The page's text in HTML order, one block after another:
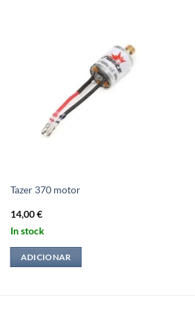
Tazer 370 motor
14,00€
In stock
ADICIONAR